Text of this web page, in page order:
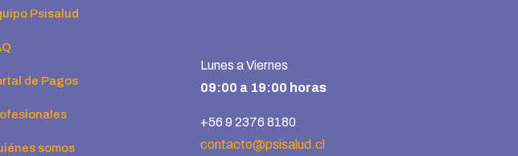
Psisalud
de Pagos
somos
Lunes a Viernes
09:00 a 19:00 horas
+56 9 2376 8180
contacto@psisalud.cl